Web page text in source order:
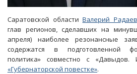
Саратовской области Валерий Радаев
глав регионов, сделавших на
апреля) наиболее резонансные
содержатся в подготовленной
политика» совместно с «Давыдов.
«Губернаторской повестке».